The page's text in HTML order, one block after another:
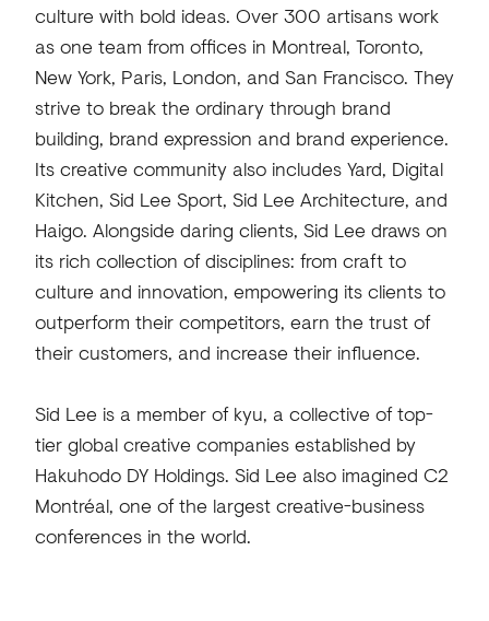
culture with bold ideas. Over 300 artisans work
as one team from offices in Montreal, Toronto,
New York, Paris, London, and San Francisco. They
strive to break the ordinary through brand
building, brand expression and brand experience.
Its creative community also includes Yard, Digital
Kitchen, Sid Lee Sport, Sid Lee Architecture, and
Haigo. Alongside daring clients, Sid Lee draws on
its rich collection of disciplines: from craft to
culture and innovation, empowering its clients to
outperform their competitors, earn the trust of
their customers, and increase their influence.
Sid Lee is a member of kyu, a collective of top-
tier global creative companies established by
Hakuhodo DY Holdings. Sid Lee also imagined C2
Montréal, one of the largest creative-business
conferences in the world.